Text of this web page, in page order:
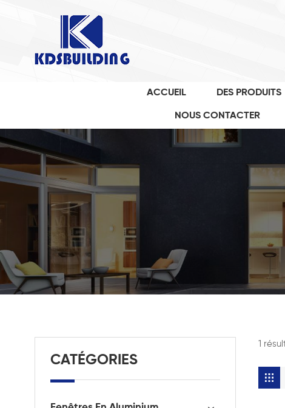
ACCUEIL DES PRODUITS
NOUS CONTACTER
1
CATÉGORIES